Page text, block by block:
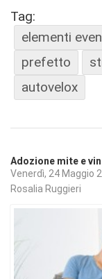
Tag:
elementi
prefetto
autovelox
Adozione mite e
Venerdì, 24 Maggio
Rosalia Ruggieri